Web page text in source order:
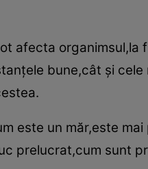
afecta
bune,cât şi
este un măr,este
prelucrat,cum sunt